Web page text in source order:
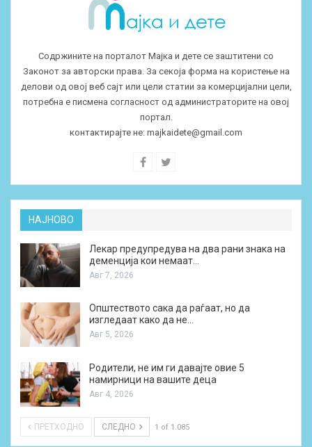
Содржините на порталот Мајка и дете се заштитени со
Законот за авторски права. За секоја форма на користење на
делови од овој веб сајт или цели статии за комерцијални цели,
потребна е писмена согласност од администраторите на овој
портал.
контактирајте не: majkaidete@gmail.com
НАЈНОВО
Лекар предупредува на два рани знака на
деменција кои немаат…
Авг 7, 2026
Општеството сака да раѓаат, но да
изгледаат како да не…
Авг 5, 2026
Родители, не им ги давајте овие 5
намирници на вашите деца
Авг 4, 2026
ПРЕТХОДНО СЛЕДНО 1 of 1.085